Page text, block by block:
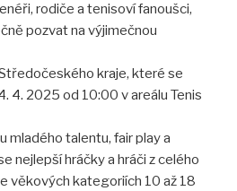
rodiče a tenisoví fanoušci,
pozvat na výjimečnou
kraje, které se
4. 2025 od 10:00 v areálu Tenis
mladého talentu, fair play a
nejlepší hráčky a hráči z celého
věkových kategoriích 10 až 18